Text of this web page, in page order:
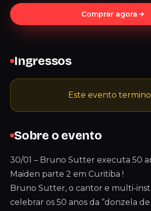
Comprar agora
Sobre o evento
30/01 – Bruno Sutter executa 50
Maiden parte 2 em Curitiba !
Bruno Sutter, o cantor e multi-
celebrar os 50 anos da “donzela
Ingressos
Este evento